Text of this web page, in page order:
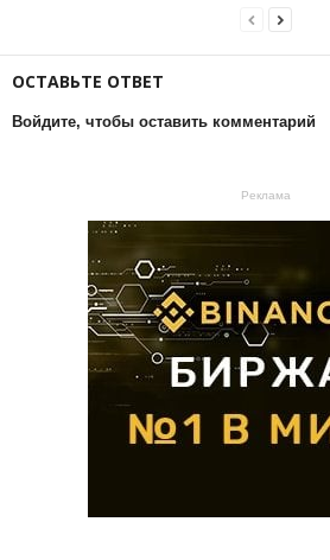
ОСТАВЬТЕ ОТВЕТ
Войдите, чтобы оставить комментарий
Реклама